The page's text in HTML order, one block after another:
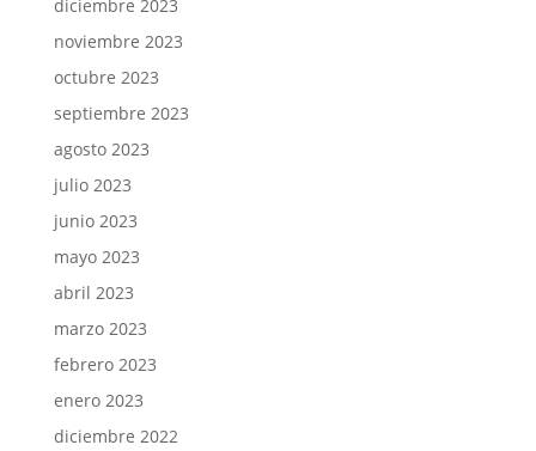
diciembre 2023
noviembre 2023
octubre 2023
septiembre 2023
agosto 2023
julio 2023
junio 2023
mayo 2023
abril 2023
marzo 2023
febrero 2023
enero 2023
diciembre 2022